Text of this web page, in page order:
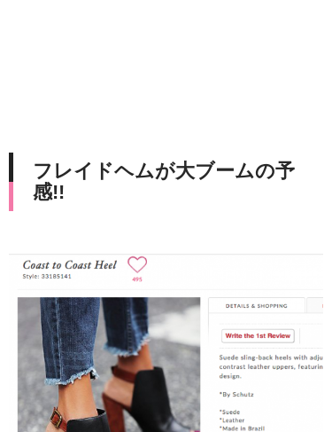
フレイドヘムが大ブームの予
感!!